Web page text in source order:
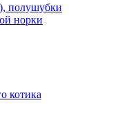
полушубки
норки
котика